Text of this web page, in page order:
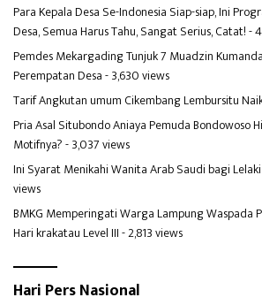
Para Kepala Desa Se-Indonesia Siap-siap, Ini
Desa, Semua Harus Tahu, Sangat Serius, Catat!-
Pemdes Mekargading Tunjuk 7 Muadzin
Perempatan Desa- 3,630 views
Tarif Angkutan umum Cikembang Lembursitu
Pria Asal Situbondo Aniaya Pemuda Bondowoso
Motifnya?- 3,037 views
Ini Syarat Menikahi Wanita Arab Saudi bagi
views
BMKG Memperingati Warga Lampung Waspada
Hari krakatau Level III- 2,813 views
Hari Pers Nasional